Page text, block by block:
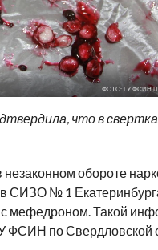
ФОТО: ГУ ФСИН
что в
обороте
СИЗО № 1
мефедроном. Такой
ФСИН по Свердловской